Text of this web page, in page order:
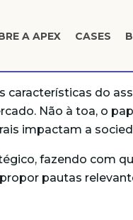
A APEX CASES
do
Não à toa, o
impactam a
fazendo com
pautas